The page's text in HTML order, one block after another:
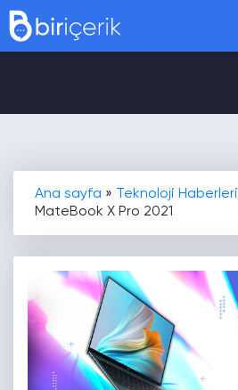
Ana sayfa » Teknoloji Haberleri
MateBook X Pro 2021